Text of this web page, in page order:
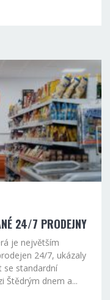
24/7 PRODEJNY
je největším
24/7, ukázaly
se standardní
Štědrým dnem a...